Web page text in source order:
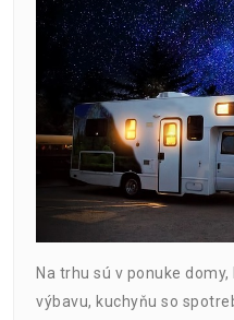
Na trhu sú v ponuke
výbavu, kuchyňu so